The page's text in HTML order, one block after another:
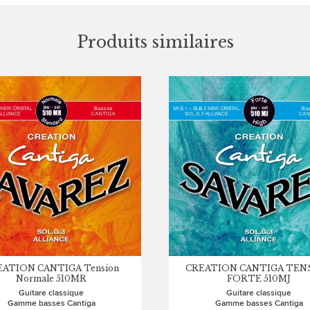
Produits similaires
CANTIGA Tension
Normale 510MR
Guitare classique
Gamme basses Cantiga
CREATION CANTIGA
FORTE 510MJ
Guitare classique
Gamme basses Cantiga